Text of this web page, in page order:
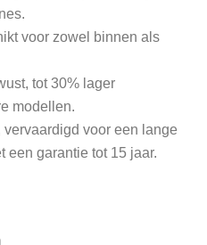
voor zowel binnen als
tot 30% lager
modellen.
voor een lange
een garantie tot 15 jaar.